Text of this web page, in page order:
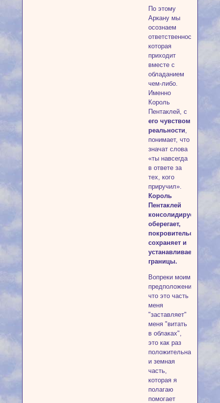
По этому
Аркану мы
осознаем
ответственность,
которая
приходит
вместе с
обладанием
чем-либо.
Именно
Король
Пентаклей, с
его чувством
реальности
понимает, что
значат слова
«ты навсегда
в ответе за
тех, кого
приручил».
Король
Пентаклей
консолидирует,
оберегает,
покровительствует,
сохраняет и
устанавливает
границы.
Вопреки моим
предположениям,
что это часть
меня
"заставляет"
меня "витать
в облаках",
это как раз
положительная
и земная
часть,
которая я
полагаю
помогает